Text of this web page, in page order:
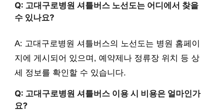
Q: 고대구로병원 셔틀버스 노선도는 어디에서 찾을
수 있나요?
A: 고대구로병원 셔틀버스의 노선도는 병원 홈페이
지에 게시되어 있으며, 예약제나 정류장 위치 등 상
세 정보를 확인할 수 있습니다.
Q: 고대구로병원 셔틀버스 이용 시 비용은 얼마인가
요?